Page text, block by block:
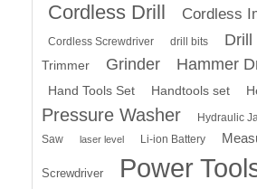
Cordless Drill Cordless
Cordless Screwdriver drill bits Drill
Trimmer
Grinder Hammer
Hand Tools Set Handtools set
Pressure Washer
Hydraulic
Saw
laser level Li-ion Battery
Screwdriver Power